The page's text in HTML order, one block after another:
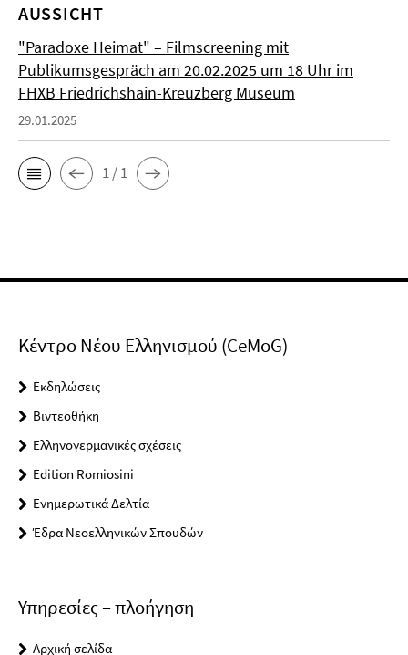
AUSSICHT
"Paradoxe Heimat" – Filmscreening mit
Publikumsgespräch am 20.02.2025 um 18 Uhr im
FHXB Friedrichshain-Kreuzberg Museum
29.01.2025
1 / 1
Κέντρο Νέου Ελληνισμού (CeMoG)
Εκδηλώσεις
Βιντεοθήκη
Ελληνογερμανικές σχέσεις
Edition Romiosini
Ενημερωτικά Δελτία
Έδρα Νεοελληνικών Σπουδών
Υπηρεσίες – πλοήγηση
Αρχική σελίδα